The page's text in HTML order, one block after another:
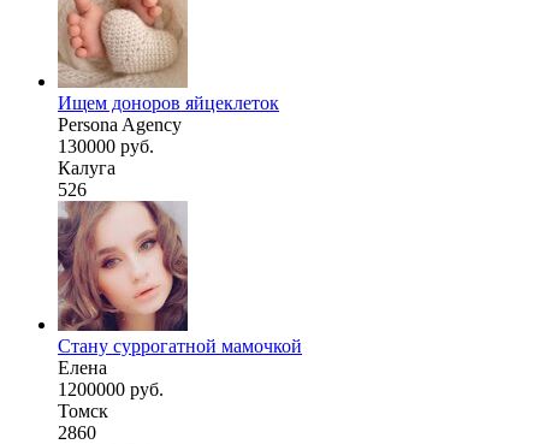
Ищем доноров яйцеклеток
Persona Agency
130000 руб.
Калуга
526
Стану суррогатной мамочкой
Елена
1200000 руб.
Томск
2860